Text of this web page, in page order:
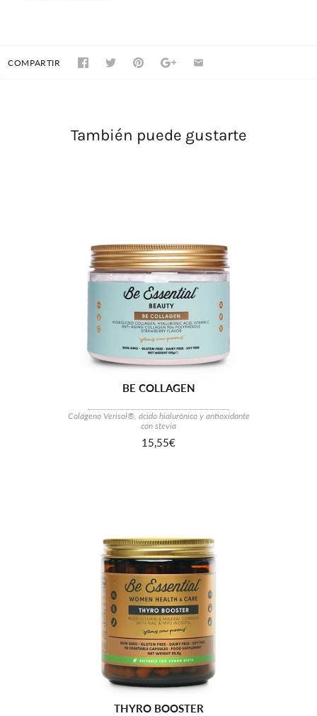
COMPARTIR
También puede gustarte
BE COLLAGEN
Colágeno Verisol®, ácido hialurónico y antioxidante
con stevia
15,55€
THYRO BOOSTER